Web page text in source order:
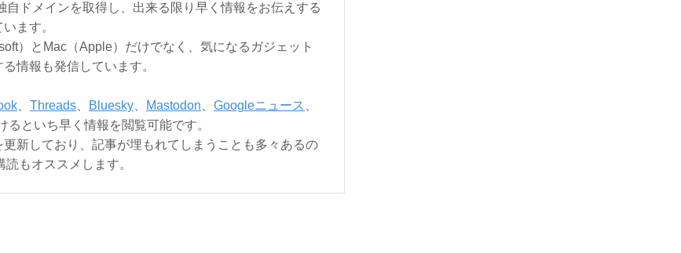
自ドメインを取得し、出来る限り早く情報をお伝えする
ます。
）とMac（Apple）だけでなく、気になるガジェット
情報も発信しています。
Threads Bluesky Mastodon Googleニュース
るといち早く情報を閲覧可能です。
更新しており、記事が埋もれてしまうことも多々あるの
もオススメします。